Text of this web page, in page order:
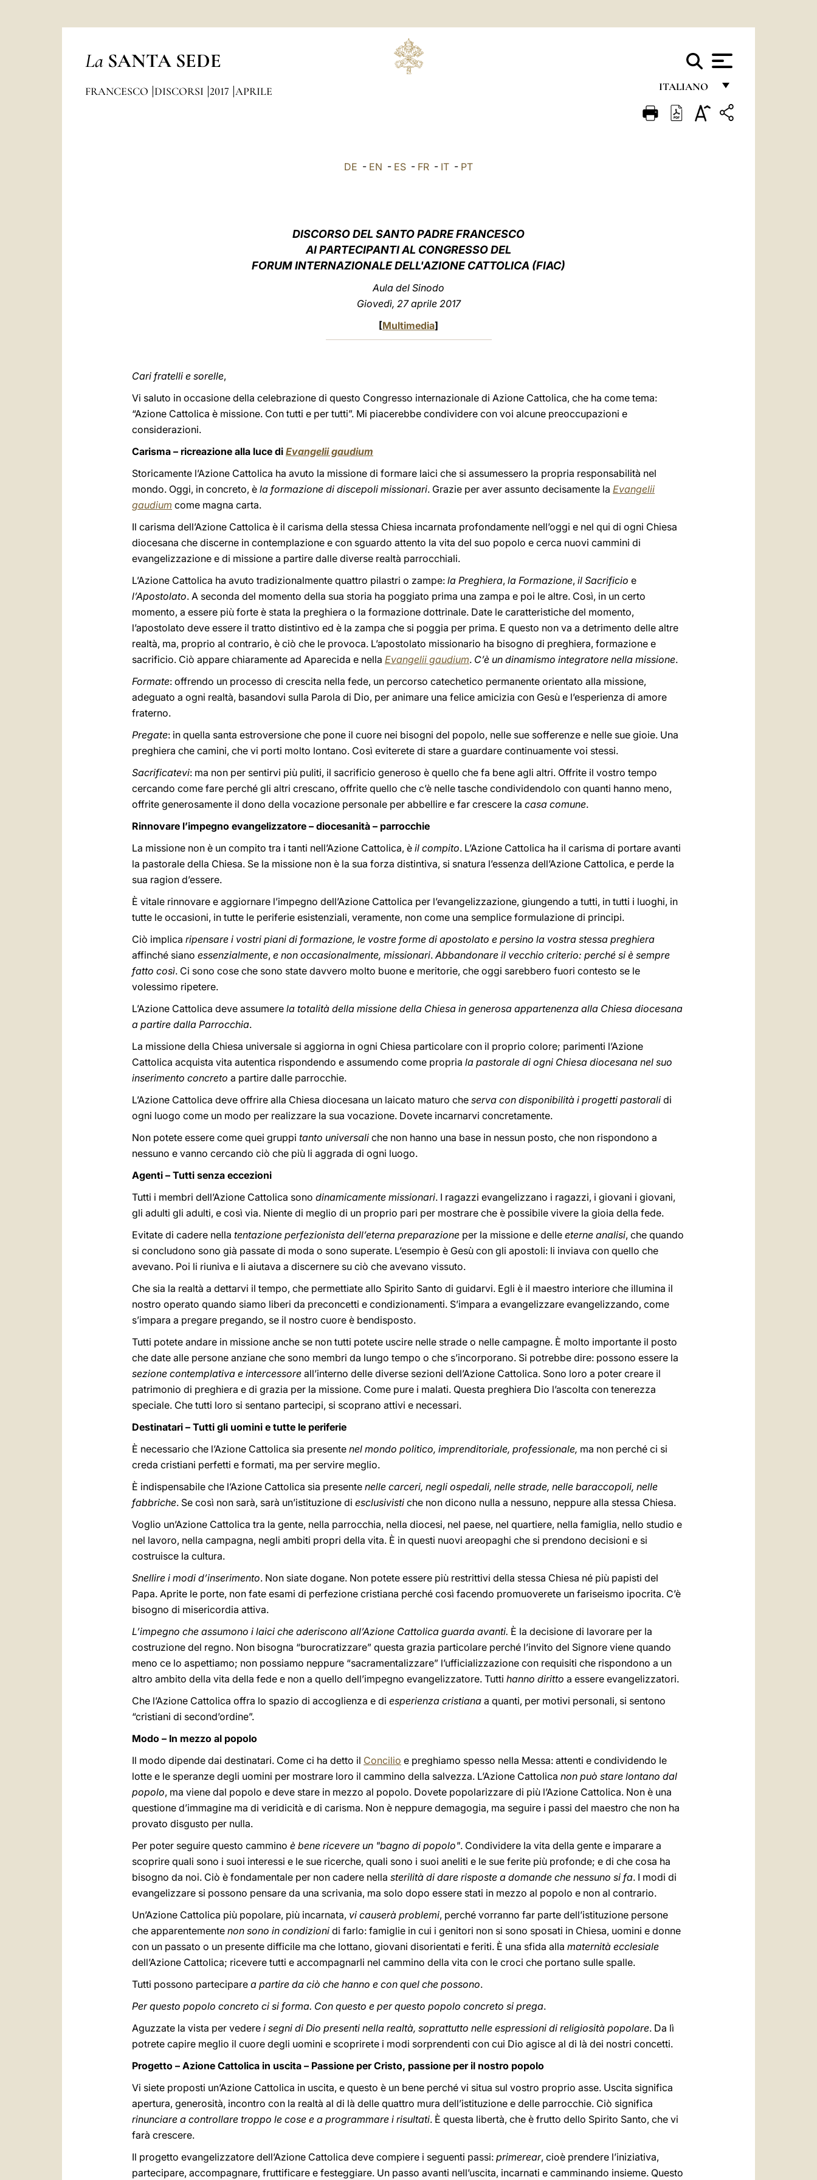
La SANTA SEDE
ITALIANO
FRANÇAIS
FRANCESCO DISCORSI 2017 APRILE
DE - EN - ES - FR - IT - PT
DISCORSO DEL SANTO PADRE FRANCESCO
AI PARTECIPANTI AL CONGRESSO DEL
FORUM INTERNAZIONALE DELL'AZIONE CATTOLICA (FIAC)
Aula del Sinodo
Giovedì, 27 aprile 2017
[Multimedia]
Cari fratelli e sorelle,
Vi saluto in occasione della celebrazione di questo Congresso internazionale di Azione Cattolica, che ha come tema:
“Azione Cattolica è missione. Con tutti e per tutti”. Mi piacerebbe condividere con voi alcune preoccupazioni e
considerazioni.
Carisma – ricreazione alla luce di Evangelii gaudium
Storicamente l’Azione Cattolica ha avuto la missione di formare laici che si assumessero la propria responsabilità nel
mondo. Oggi, in concreto, è la formazione di discepoli missionari. Grazie per aver assunto decisamente la Evangelii
gaudium come magna carta.
Il carisma dell’Azione Cattolica è il carisma della stessa Chiesa incarnata profondamente nell’oggi e nel qui di ogni Chiesa
diocesana che discerne in contemplazione e con sguardo attento la vita del suo popolo e cerca nuovi cammini di
evangelizzazione e di missione a partire dalle diverse realtà parrocchiali.
L’Azione Cattolica ha avuto tradizionalmente quattro pilastri o zampe: la Preghiera, la Formazione, il Sacrificio e
l’Apostolato. A seconda del momento della sua storia ha poggiato prima una zampa e poi le altre. Così, in un certo
momento, a essere più forte è stata la preghiera o la formazione dottrinale. Date le caratteristiche del momento,
l’apostolato deve essere il tratto distintivo ed è la zampa che si poggia per prima. E questo non va a detrimento delle altre
realtà, ma, proprio al contrario, è ciò che le provoca. L’apostolato missionario ha bisogno di preghiera, formazione e
sacrificio. Ciò appare chiaramente ad Aparecida e nella Evangelii gaudium. C’è un dinamismo integratore nella missione.
Formate: offrendo un processo di crescita nella fede, un percorso catechetico permanente orientato alla missione,
adeguato a ogni realtà, basandovi sulla Parola di Dio, per animare una felice amicizia con Gesù e l’esperienza di amore
fraterno.
Pregate: in quella santa estroversione che pone il cuore nei bisogni del popolo, nelle sue sofferenze e nelle sue gioie. Una
preghiera che camini, che vi porti molto lontano. Così eviterete di stare a guardare continuamente voi stessi.
Sacrificatevi: ma non per sentirvi più puliti, il sacrificio generoso è quello che fa bene agli altri. Offrite il vostro tempo
cercando come fare perché gli altri crescano, offrite quello che c’è nelle tasche condividendolo con quanti hanno meno,
offrite generosamente il dono della vocazione personale per abbellire e far crescere la casa comune.
Rinnovare l’impegno evangelizzatore – diocesanità – parrocchie
La missione non è un compito tra i tanti nell’Azione Cattolica, è il compito. L’Azione Cattolica ha il carisma di portare avanti
la pastorale della Chiesa. Se la missione non è la sua forza distintiva, si snatura l’essenza dell’Azione Cattolica, e perde la
sua ragion d’essere.
È vitale rinnovare e aggiornare l’impegno dell’Azione Cattolica per l’evangelizzazione, giungendo a tutti, in tutti i luoghi, in
tutte le occasioni, in tutte le periferie esistenziali, veramente, non come una semplice formulazione di principi.
Ciò implica ripensare i vostri piani di formazione, le vostre forme di apostolato e persino la vostra stessa preghiera
affinché siano essenzialmente, e non occasionalmente, missionari.Abbandonare il vecchio criterio: perché si è sempre
fatto così. Ci sono cose che sono state davvero molto buone e meritorie, che oggi sarebbero fuori contesto se le
volessimo ripetere.
L’Azione Cattolica deve assumere la totalità della missione della Chiesa in generosa appartenenza alla Chiesa diocesana
a partire dalla Parrocchia.
La missione della Chiesa universale si aggiorna in ogni Chiesa particolare con il proprio colore; parimenti l’Azione
Cattolica acquista vita autentica rispondendo e assumendo come propria la pastorale di ogni Chiesa diocesana nel suo
inserimento concreto a partire dalle parrocchie.
L’Azione Cattolica deve offrire alla Chiesa diocesana un laicato maturo che serva con disponibilità i progetti pastorali di
ogni luogo come un modo per realizzare la sua vocazione. Dovete incarnarvi concretamente.
Non potete essere come quei gruppi tanto universali che non hanno una base in nessun posto, che non rispondono a
nessuno e vanno cercando ciò che più li aggrada di ogni luogo.
Agenti – Tutti senza eccezioni
Tutti i membri dell’Azione Cattolica sono dinamicamente missionari. I ragazzi evangelizzano i ragazzi, i giovani i giovani,
gli adulti gli adulti, e così via. Niente di meglio di un proprio pari per mostrare che è possibile vivere la gioia della fede.
Evitate di cadere nella tentazione perfezionista dell’eterna preparazione per la missione e delle eterne analisi, che quando
si concludono sono già passate di moda o sono superate. L’esempio è Gesù con gli apostoli: li inviava con quello che
avevano. Poi li riuniva e li aiutava a discernere su ciò che avevano vissuto.
Che sia la realtà a dettarvi il tempo, che permettiate allo Spirito Santo di guidarvi. Egli è il maestro interiore che illumina il
nostro operato quando siamo liberi da preconcetti e condizionamenti. S’impara a evangelizzare evangelizzando, come
s’impara a pregare pregando, se il nostro cuore è bendisposto.
Tutti potete andare in missione anche se non tutti potete uscire nelle strade o nelle campagne. È molto importante il posto
che date alle persone anziane che sono membri da lungo tempo o che s’incorporano. Si potrebbe dire: possono essere la
sezione contemplativa e intercessore all’interno delle diverse sezioni dell’Azione Cattolica. Sono loro a poter creare il
patrimonio di preghiera e di grazia per la missione. Come pure i malati. Questa preghiera Dio l’ascolta con tenerezza
speciale. Che tutti loro si sentano partecipi, si scoprano attivi e necessari.
Destinatari – Tutti gli uomini e tutte le periferie
È necessario che l’Azione Cattolica sia presente nel mondo politico, imprenditoriale, professionale, ma non perché ci si
creda cristiani perfetti e formati, ma per servire meglio.
È indispensabile che l’Azione Cattolica sia presente nelle carceri, negli ospedali, nelle strade, nelle baraccopoli, nelle
fabbriche. Se così non sarà, sarà un’istituzione di esclusivisti che non dicono nulla a nessuno, neppure alla stessa Chiesa.
Voglio un’Azione Cattolica tra la gente, nella parrocchia, nella diocesi, nel paese, nel quartiere, nella famiglia, nello studio e
nel lavoro, nella campagna, negli ambiti propri della vita. È in questi nuovi areopaghi che si prendono decisioni e si
costruisce la cultura.
Snellire i modi d’inserimento. Non siate dogane. Non potete essere più restrittivi della stessa Chiesa né più papisti del
Papa. Aprite le porte, non fate esami di perfezione cristiana perché così facendo promuoverete un fariseismo ipocrita. C’è
bisogno di misericordia attiva.
L’impegno che assumono i laici che aderiscono all’Azione Cattolica guarda avanti. È la decisione di lavorare per la
costruzione del regno. Non bisogna “burocratizzare” questa grazia particolare perché l’invito del Signore viene quando
meno ce lo aspettiamo; non possiamo neppure “sacramentalizzare” l’ufficializzazione con requisiti che rispondono a un
altro ambito della vita della fede e non a quello dell’impegno evangelizzatore. Tutti hanno diritto a essere evangelizzatori.
Che l’Azione Cattolica offra lo spazio di accoglienza e di esperienza cristiana a quanti, per motivi personali, si sentono
“cristiani di second’ordine”.
Modo – In mezzo al popolo
Il modo dipende dai destinatari. Come ci ha detto il Concilio e preghiamo spesso nella Messa: attenti e condividendo le
lotte e le speranze degli uomini per mostrare loro il cammino della salvezza. L’Azione Cattolica non può stare lontano dal
popolo, ma viene dal popolo e deve stare in mezzo al popolo. Dovete popolarizzare di più l’Azione Cattolica. Non è una
questione d’immagine ma di veridicità e di carisma. Non è neppure demagogia, ma seguire i passi del maestro che non ha
provato disgusto per nulla.
Per poter seguire questo cammino è bene ricevere un "bagno di popolo". Condividere la vita della gente e imparare a
scoprire quali sono i suoi interessi e le sue ricerche, quali sono i suoi aneliti e le sue ferite più profonde; e di che cosa ha
bisogno da noi. Ciò è fondamentale per non cadere nella sterilità di dare risposte a domande che nessuno si fa. I modi di
evangelizzare si possono pensare da una scrivania, ma solo dopo essere stati in mezzo al popolo e non al contrario.
Un’Azione Cattolica più popolare, più incarnata, vi causerà problemi, perché vorranno far parte dell’istituzione persone
che apparentemente non sono in condizioni di farlo: famiglie in cui i genitori non si sono sposati in Chiesa, uomini e donne
con un passato o un presente difficile ma che lottano, giovani disorientati e feriti. È una sfida alla maternità ecclesiale
dell’Azione Cattolica; ricevere tutti e accompagnarli nel cammino della vita con le croci che portano sulle spalle.
Tutti possono partecipare a partire da ciò che hanno e con quel che possono.
Per questo popolo concreto ci si forma. Con questo e per questo popolo concreto si prega.
Aguzzate la vista per vedere i segni di Dio presenti nella realtà, soprattutto nelle espressioni di religiosità popolare. Da lì
potrete capire meglio il cuore degli uomini e scoprirete i modi sorprendenti con cui Dio agisce al di là dei nostri concetti.
Progetto – Azione Cattolica in uscita – Passione per Cristo, passione per il nostro popolo
Vi siete proposti un’Azione Cattolica in uscita, e questo è un bene perché vi situa sul vostro proprio asse. Uscita significa
apertura, generosità, incontro con la realtà al di là delle quattro mura dell’istituzione e delle parrocchie. Ciò significa
rinunciare a controllare troppo le cose e a programmare i risultati. È questa libertà, che è frutto dello Spirito Santo, che vi
farà crescere.
Il progetto evangelizzatore dell’Azione Cattolica deve compiere i seguenti passi: primerear, cioè prendere l’iniziativa,
partecipare, accompagnare, fruttificare e festeggiare. Un passo avanti nell’uscita, incarnati e camminando insieme. Questo